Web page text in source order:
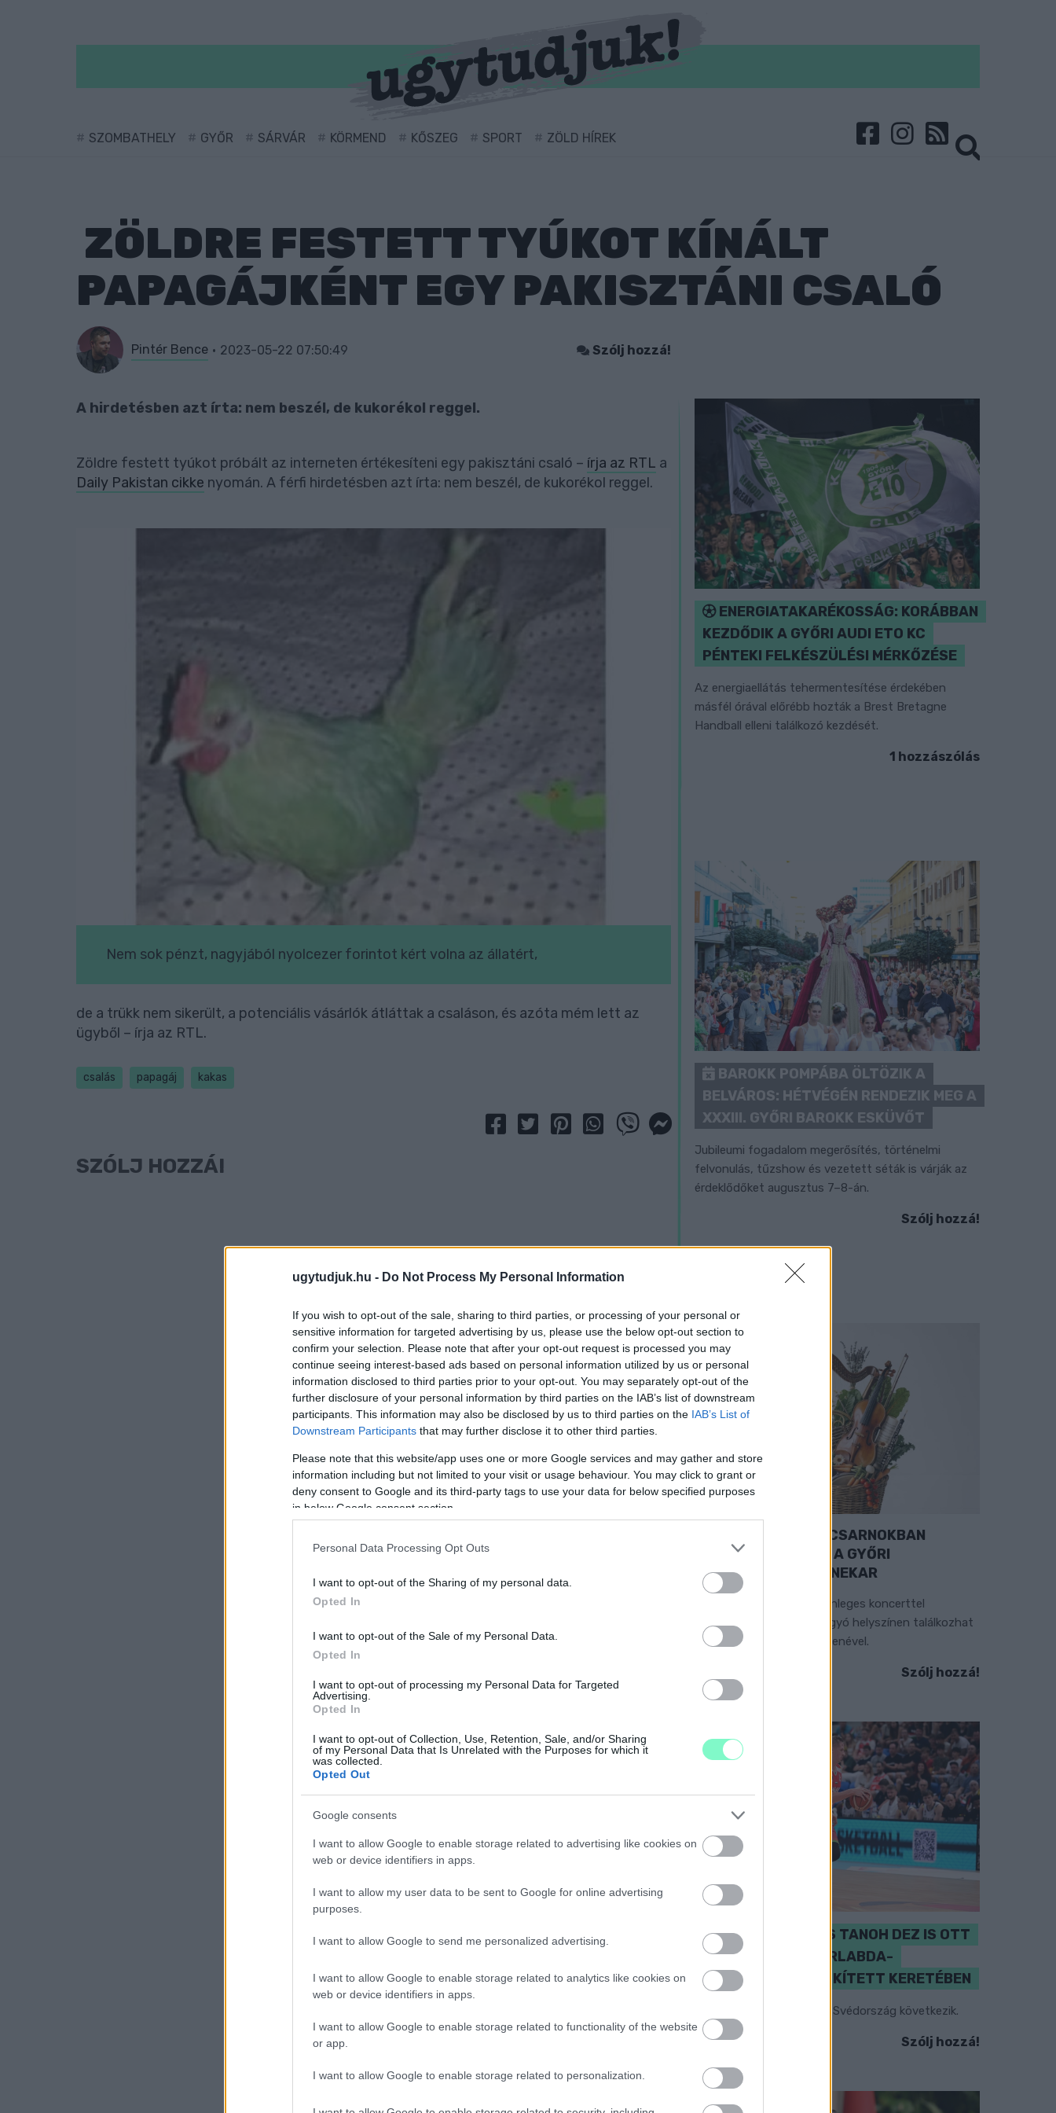
ugytudjuk.hu - Do Not Process My Personal Information
If you wish to opt-out of the sale, sharing to third parties, or processing of your personal or
sensitive information for targeted advertising by us, please use the below opt-out section to
confirm your selection. Please note that after your opt-out request is processed you may
continue seeing interest-based ads based on personal information utilized by us or personal
information disclosed to third parties prior to your opt-out. You may separately opt-out of the
further disclosure of your personal information by third parties on the IAB’s list of downstream
participants. This information may also be disclosed by us to third parties on the IAB’s List of
Downstream Participants that may further disclose it to other third parties.
Please note that this website/app uses one or more Google services and may gather and store
information including but not limited to your visit or usage behaviour. You may click to grant or
deny consent to Google and its third-party tags to use your data for below specified purposes
in below Google consent section.
Personal Data Processing Opt Outs
I want to opt-out of the Sharing of my personal data.
Opted In
I want to opt-out of the Sale of my Personal Data.
Opted In
I want to opt-out of processing my Personal Data for Targeted
Advertising.
Opted In
I want to opt-out of Collection, Use, Retention, Sale, and/or Sharing
of my Personal Data that Is Unrelated with the Purposes for which it
was collected.
Opted Out
Google consents
I want to allow Google to enable storage related to advertising like cookies on
web or device identifiers in apps.
I want to allow my user data to be sent to Google for online advertising
purposes.
I want to allow Google to send me personalized advertising.
I want to allow Google to enable storage related to analytics like cookies on
web or device identifiers in apps.
I want to allow Google to enable storage related to functionality of the website
or app.
I want to allow Google to enable storage related to personalization.
SZOMBATHELY GYŐR SÁRVÁR KÖRMEND KŐSZEG SPORT ZÖLD HÍREK
ZÖLDRE FESTETT TYÚKOT KÍNÁLT
PAPAGÁJKÉNT EGY PAKISZTÁNI CSALÓ
Pintér Bence 2023-05-22 07:50:49 Szólj hozzá!
A hirdetésben azt írta: nem beszél, de kukorékol reggel.
Zöldre festett tyúkot próbált az interneten értékesíteni egy pakisztáni csaló – írja az RTL a
Daily Pakistan cikke nyomán. A férfi hirdetésben azt írta: nem beszél, de kukorékol reggel.
Nem sok pénzt, nagyjából nyolcezer forintot kért volna az állatért,
de a trükk nem sikerült, a potenciális vásárlók átláttak a csaláson, és azóta mém lett az
ügyből – írja az RTL.
csalás papagáj kakas
SZÓLJ HOZZÁ!
ENERGIATAKARÉKOSSÁG: KORÁBBAN
KEZDŐDIK A GYŐRI AUDI ETO KC
PÉNTEKI FELKÉSZÜLÉSI MÉRKŐZÉSE
Az energiaellátás tehermentesítése érdekében
másfél órával előrébb hozták a Brest Bretagne
Handball elleni találkozó kezdését.
1 hozzászólás
BAROKK POMPÁBA ÖLTÖZIK A
BELVÁROS: HÉTVÉGÉN RENDEZIK MEG A
XXXIII. GYŐRI BAROKK ESKÜVŐT
Jubileumi fogadalom megerősítés, történelmi
felvonulás, tűzshow és vezetett séták is várják az
érdeklődőket augusztus 7–8-án.
Szólj hozzá!
EXTRA: A VÁSÁRCSARNOKBAN
NYITJA ÚJ ÉVADÁT A GYŐRI
FILHARMONIKUS ZENEKAR
A „Zenélő piac” című különleges koncerttel
szeptember 7-én rendhagyó helyszínen találkozhat
a közönség a klasszikus zenével.
Szólj hozzá!
PERL, VÁRADI ÉS TANOH DEZ IS OTT
VAN A FÉRFI KOSÁRLABDA-
VÁLOGATOTT SZŰKÍTETT KERETÉBEN
Észtország, Szlovénia és Svédország következik.
Szólj hozzá!